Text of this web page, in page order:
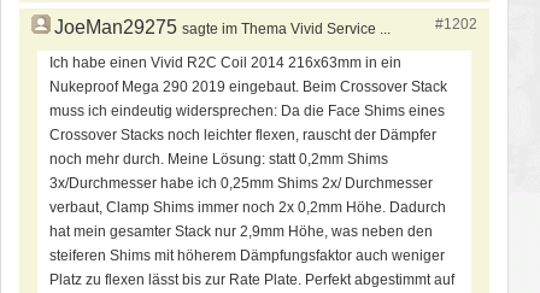
JoeMan29275 sagte im Thema Vivid Service ... #1202
Ich habe einen Vivid R2C Coil 2014 216x63mm in ein
Nukeproof Mega 290 2019 eingebaut. Beim Crossover Stack
muss ich eindeutig widersprechen: Da die Face Shims eines
Crossover Stacks noch leichter flexen, rauscht der Dämpfer
noch mehr durch. Meine Lösung: statt 0,2mm Shims
3x/Durchmesser habe ich 0,25mm Shims 2x/ Durchmesser
verbaut, Clamp Shims immer noch 2x 0,2mm Höhe. Dadurch
hat mein gesamter Stack nur 2,9mm Höhe, was neben den
steiferen Shims mit höherem Dämpfungsfaktor auch weniger
Platz zu flexen lässt bis zur Rate Plate. Perfekt abgestimmt auf